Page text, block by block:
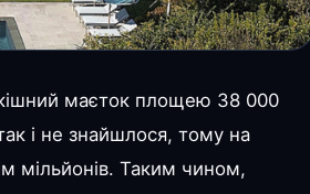
маєток площею 38 000
і не знайшлося, тому на
мільйонів. Таким чином,